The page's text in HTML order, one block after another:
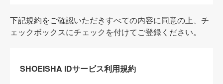
下記規約をご確認いただきすべての内容に同意の上、チ
ェックボックスにチェックを付けてご登録ください。
SHOEISHA iDサービス利用規約